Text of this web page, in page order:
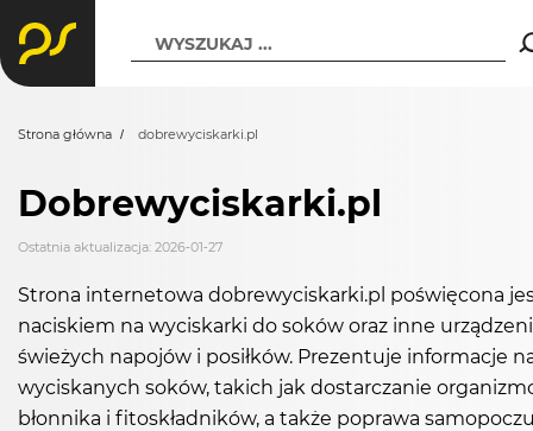
WYSZUKAJ ...
Strona główna dobrewyciskarki.pl
Dobrewyciskarki.pl
Ostatnia aktualizacja: 2026-01-27
Strona internetowa dobrewyciskarki.pl poświęcona
naciskiem na wyciskarki do soków oraz inne
świeżych napojów i posiłków. Prezentuje informacje
wyciskanych soków, takich jak dostarczanie
błonnika i fitoskładników, a także poprawa